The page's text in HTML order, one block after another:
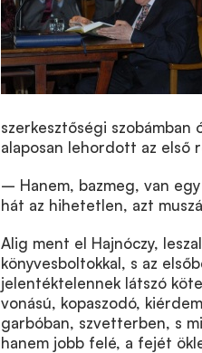
szerkesztőségi
alaposan lehordott az első
– Hanem, bazmeg, van
hát az hihetetlen, azt
Alig ment el Hajnóczy,
könyvesboltokkal, s az
jelentéktelennek látszó
vonású, kopaszodó,
garbóban, szvetterben, s
hanem jobb felé, a fejét